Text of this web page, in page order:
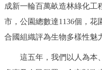
成新一輪百萬畝造林綠化工
市，公園總數達1136個，
合國組織評為生物多樣性魅
這五年，我們以人為本